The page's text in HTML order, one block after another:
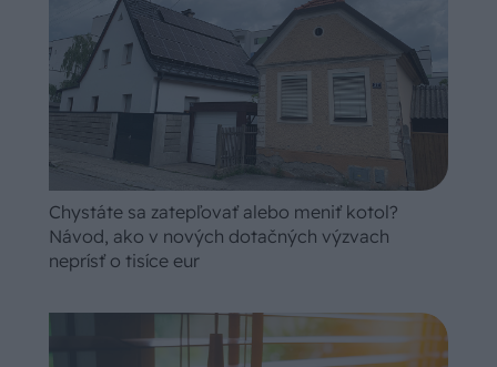
Chystáte sa zatepľovať alebo meniť kotol?
Návod, ako v nových dotačných výzvach
neprísť o tisíce eur